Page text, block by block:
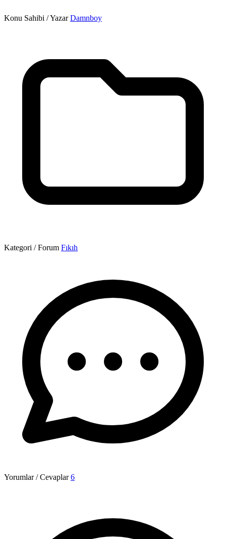
Konu Sahibi / Yazar Damnboy
Kategori / Forum Fıkıh
Yorumlar / Cevaplar 6